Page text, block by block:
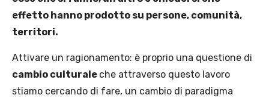
effetto hanno prodotto su persone, comunità,
territori.
Attivare un ragionamento: è proprio una questione di
cambio culturale che attraverso questo lavoro
stiamo cercando di fare, un cambio di paradigma